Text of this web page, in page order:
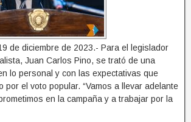
de diciembre de 2023.- Para el legislador
Juan Carlos Pino, se trató de una
lo personal y con las expectativas que
por el voto popular. “Vamos a llevar adelante
en la campaña y a trabajar por la